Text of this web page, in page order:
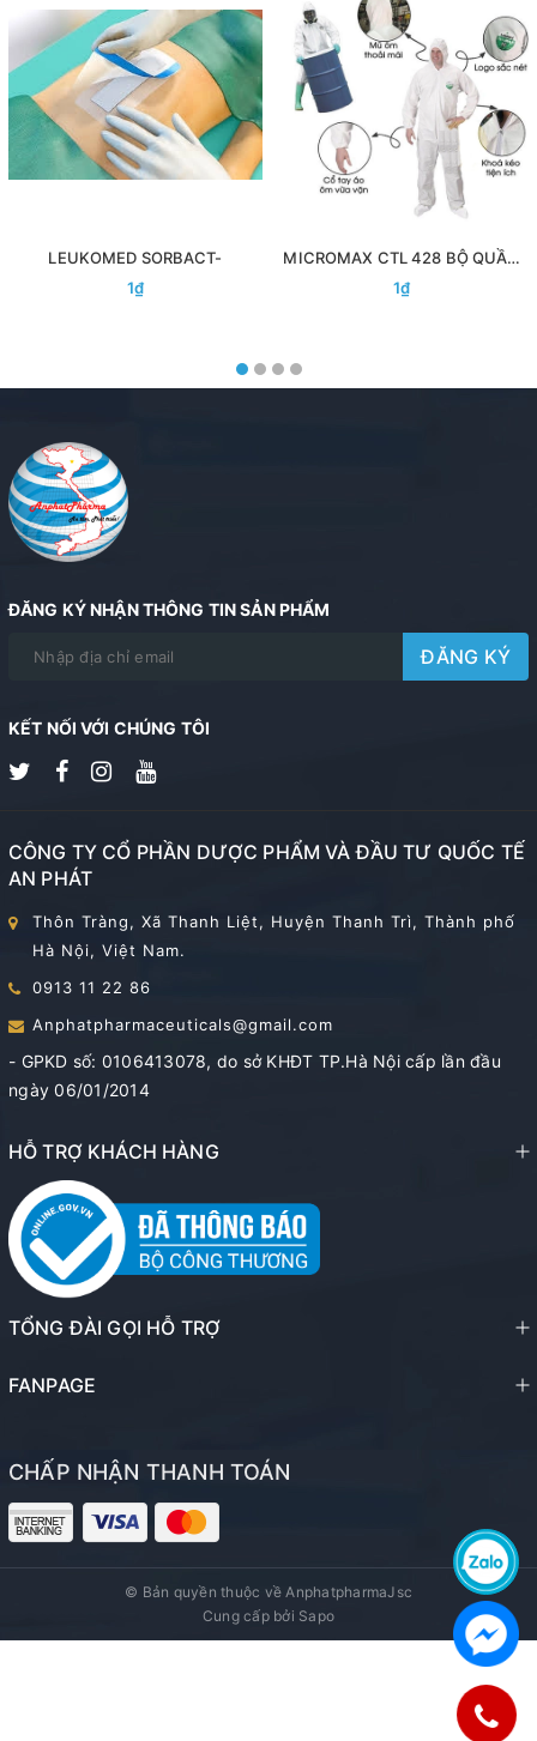
LEUKOMED SORBACT-
1₫
MICROMAX CTL 428 BỘ QUẦN
ÁO BẢO HỘ CHỐNG DỊCH ĐẶC
CHỦNG
1₫
ĐĂNG KÝ NHẬN THÔNG TIN SẢN PHẨM
ĐĂNG KÝ
KẾT NỐI VỚI CHÚNG TÔI
CÔNG TY CỔ PHẦN DƯỢC PHẨM VÀ ĐẦU TƯ QUỐC TẾ
AN PHÁT
Thôn Tràng, Xã Thanh Liệt, Huyện Thanh Trì, Thành phố
Hà Nội, Việt Nam.
0913 11 22 86
Anphatpharmaceuticals@gmail.com
- GPKD số: 0106413078, do sở KHĐT TP.Hà Nội cấp lần đầu
ngày 06/01/2014
HỖ TRỢ KHÁCH HÀNG
TỔNG ĐÀI GỌI HỖ TRỢ
FANPAGE
CHẤP NHẬN THANH TOÁN
© Bản quyền thuộc về AnphatpharmaJsc
Cung cấp bởi Sapo